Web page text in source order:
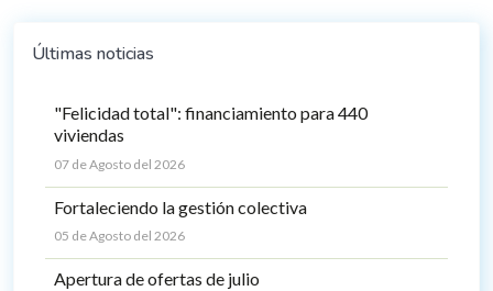
Últimas noticias
"Felicidad total": financiamiento para 440
viviendas
07 de Agosto del 2026
Fortaleciendo la gestión colectiva
05 de Agosto del 2026
Apertura de ofertas de julio